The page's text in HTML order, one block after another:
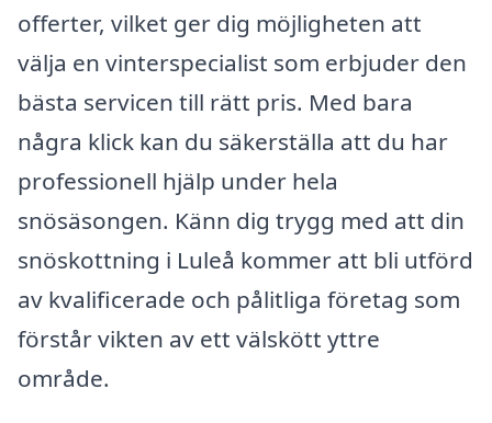
offerter, vilket ger dig möjligheten att
välja en vinterspecialist som erbjuder den
bästa servicen till rätt pris. Med bara
några klick kan du säkerställa att du har
professionell hjälp under hela
snösäsongen. Känn dig trygg med att din
snöskottning i Luleå kommer att bli utförd
av kvalificerade och pålitliga företag som
förstår vikten av ett välskött yttre
område.